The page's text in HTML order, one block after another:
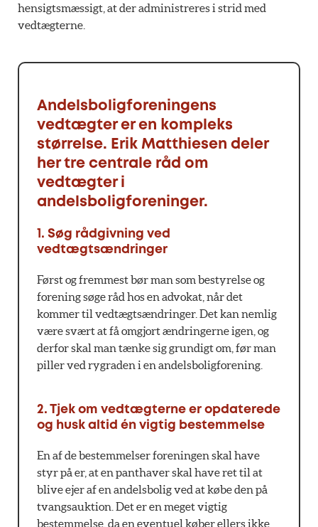
hensigtsmæssigt, at der administreres i strid med
vedtægterne.
Andelsboligforeningens
vedtægter er en kompleks
størrelse. Erik Matthiesen deler
her tre centrale råd om
vedtægter i
andelsboligforeninger.
1. Søg rådgivning ved
vedtægtsændringer
Først og fremmest bør man som bestyrelse og
forening søge råd hos en advokat, når det
kommer til vedtægtsændringer. Det kan nemlig
være svært at få omgjort ændringerne igen, og
derfor skal man tænke sig grundigt om, før man
piller ved rygraden i en andelsboligforening.
2. Tjek om vedtægterne er opdaterede
og husk altid én vigtig bestemmelse
En af de bestemmelser foreningen skal have
styr på er, at en panthaver skal have ret til at
blive ejer af en andelsbolig ved at købe den på
tvangsauktion. Det er en meget vigtig
bestemmelse, da en eventuel køber ellers ikke